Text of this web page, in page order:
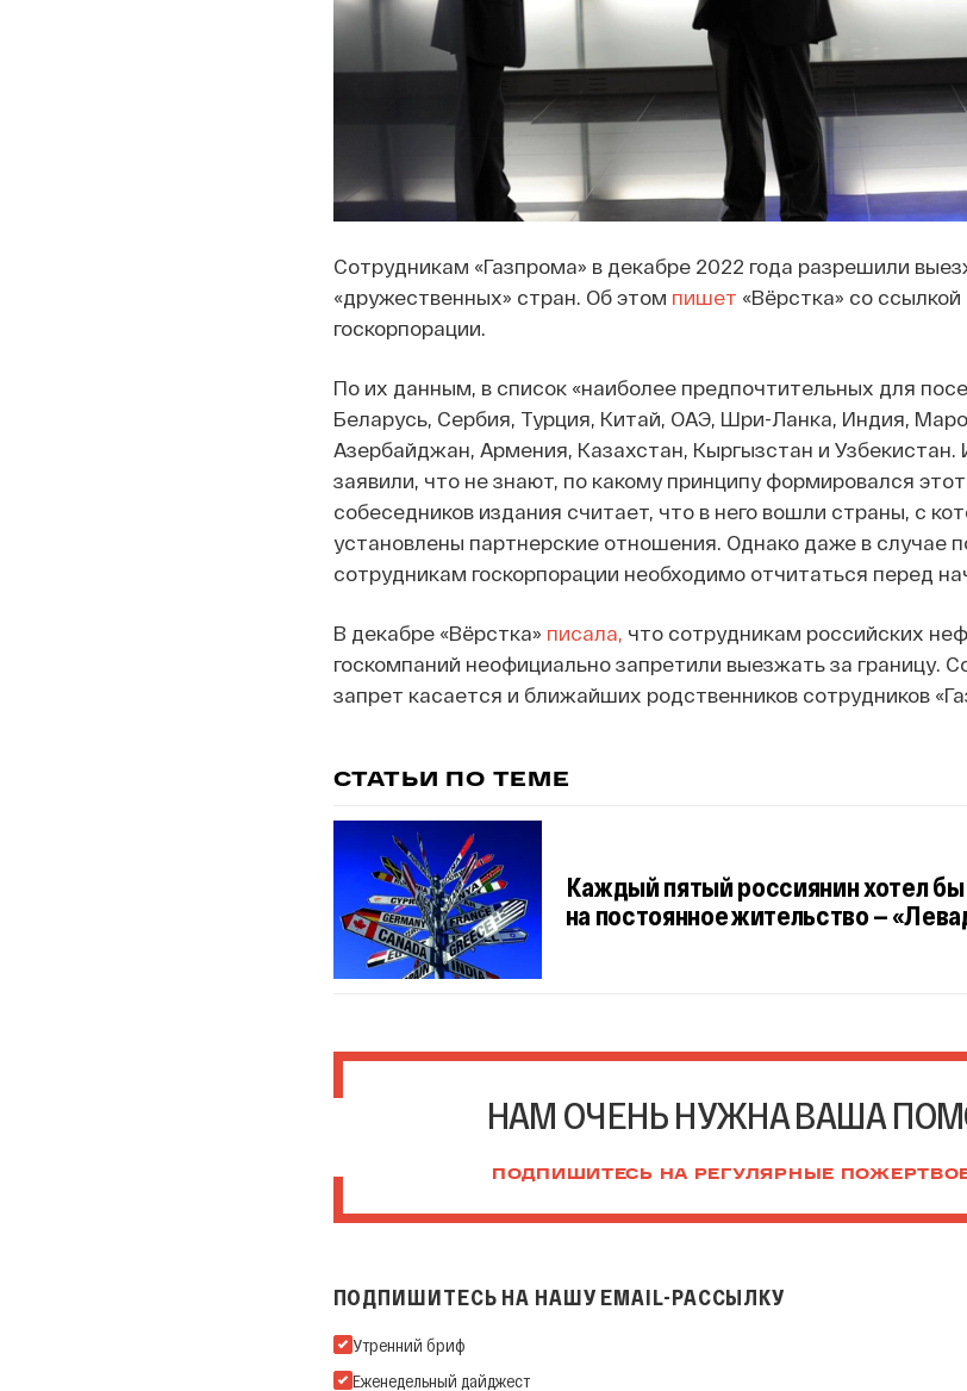
Сотрудникам «Газпрома» в декабре 2022 года разрешили
«дружественных» стран. Об этом пишет «Вёрстка» со
госкорпорации.
По их данным, в список «наиболее предпочтительных для
Беларусь, Сербия, Турция, Китай, ОАЭ, Шри-Ланка, Индия,
Азербайджан, Армения, Казахстан, Кыргызстан и Узбекистан.
заявили, что не знают, по какому принципу формировался
собеседников издания считает, что в него вошли страны, с
установлены партнерские отношения. Однако даже в случае
сотрудникам госкорпорации необходимо отчитаться перед
В декабре «Вёрстка» писала, что сотрудникам российских
госкомпаний неофициально запретили выезжать за границу.
запрет касается и ближайших родственников сотрудников
СТАТЬИ ПО ТЕМЕ
Каждый пятый россиянин хотел бы
на постоянное жительство —
НАМ ОЧЕНЬ НУЖНА ВАША
ПОДПИШИТЕСЬ НА РЕГУЛЯРНЫЕ
ПОДПИШИТЕСЬ НА НАШУ EMAIL-РАССЫЛКУ
Подпишитесь на нашу Email-рассылку
Утренний бриф
Еженедельный дайджест